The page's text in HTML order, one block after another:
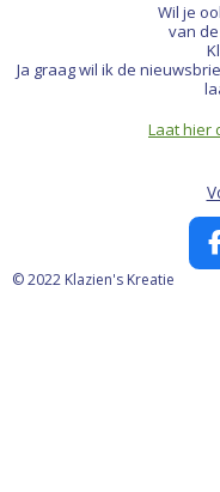
Wil je
van
Ja graag wil ik de
Laat hier
© 2022 Klazien's Kreatie